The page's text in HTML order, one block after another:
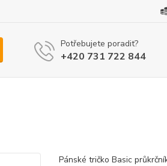
Potřebujete poradit?
+420 731 722 844
Pánské tričko Basic